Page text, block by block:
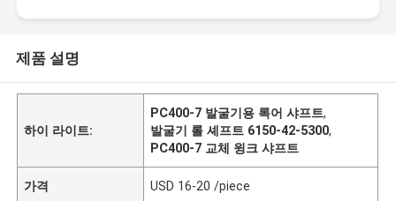
제품 설명
하이 라이트:
PC400-7 발굴기용 록어 샤프트,
발굴기 롤 셰프트 6150-42-5300,
PC400-7 교체 윙크 샤프트
가격 USD 16-20 /piece